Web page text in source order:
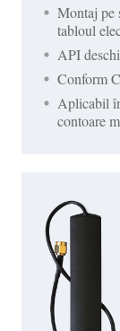
Montaj pe
tabloul
API
Conform
Aplicabil
contoare